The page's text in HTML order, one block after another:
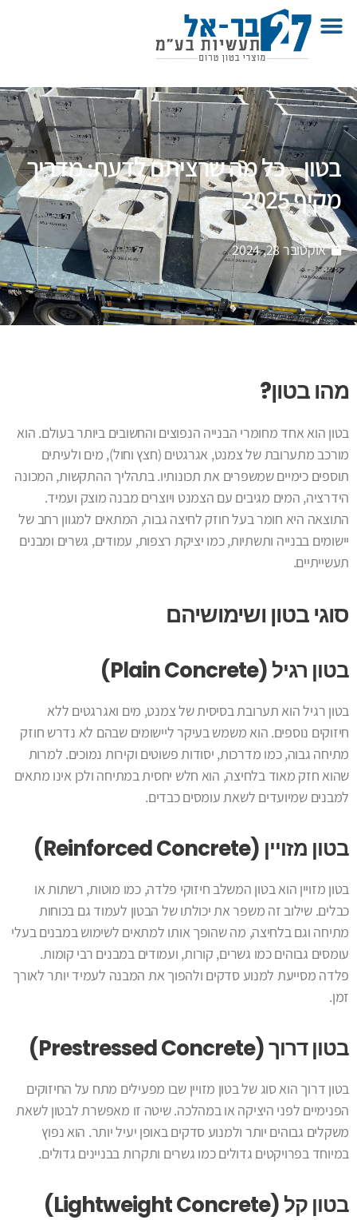
בטון – כל מה שרציתם לדעת: מדריך
מקיף 2025
אוקטובר 28, 2024
מהו בטון?
בטון הוא אחד מחומרי הבנייה הנפוצים והחשובים ביותר בעולם. הוא
מורכב מתערובת של צמנט, אגרגטים (חצץ וחול), מים ולעיתים
תוספים כימיים שמשפרים את תכונותיו. בתהליך ההתקשות, המכונה
הידרציה, המים מגיבים עם הצמנט ויוצרים מבנה מוצק ועמיד.
התוצאה היא חומר בעל חוזק לחיצה גבוה, המתאים למגוון רחב של
יישומים בבנייה ותשתיות, כמו יציקת רצפות, עמודים, גשרים ומבנים
תעשייתיים.
סוגי בטון ושימושיהם
בטון רגיל (Plain Concrete)
בטון רגיל הוא תערובת בסיסית של צמנט, מים ואגרגטים ללא
חיזוקים נוספים. הוא משמש בעיקר ליישומים שבהם לא נדרש חוזק
מתיחה גבוה, כמו מדרכות, יסודות פשוטים וקירות נמוכים. למרות
שהוא חזק מאוד בלחיצה, הוא חלש יחסית במתיחה ולכן אינו מתאים
למבנים שמיועדים לשאת עומסים כבדים.
בטון מזויין (Reinforced Concrete)
בטון מזויין הוא בטון המשלב חיזוקי פלדה, כמו מוטות, רשתות או
כבלים. שילוב זה משפר את יכולתו של הבטון לעמוד גם בכוחות
מתיחה וגם בלחיצה, מה שהופך אותו למתאים לשימוש במבנים בעלי
עומסים גבוהים כמו גשרים, קורות, ועמודים במבנים רבי קומות.
פלדה מסייעת למנוע סדקים ולהפוך את המבנה לעמיד יותר לאורך
זמן.
בטון דרוך (Prestressed Concrete)
בטון דרוך הוא סוג של בטון מזויין שבו מפעילים מתח על החיזוקים
הפנימיים לפני היציקה או במהלכה. שיטה זו מאפשרת לבטון לשאת
משקלים גבוהים יותר ולמנוע סדקים באופן יעיל יותר. הוא נפוץ
במיוחד בפרויקטים גדולים כמו גשרים ותקרות בבניינים גדולים.
בטון קל (Lightweight Concrete)